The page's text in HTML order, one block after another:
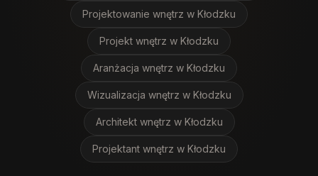
Projektowanie wnętrz w Kłodzku
Projekt wnętrz w Kłodzku
Aranżacja wnętrz w Kłodzku
Wizualizacja wnętrz w Kłodzku
Architekt wnętrz w Kłodzku
Projektant wnętrz w Kłodzku